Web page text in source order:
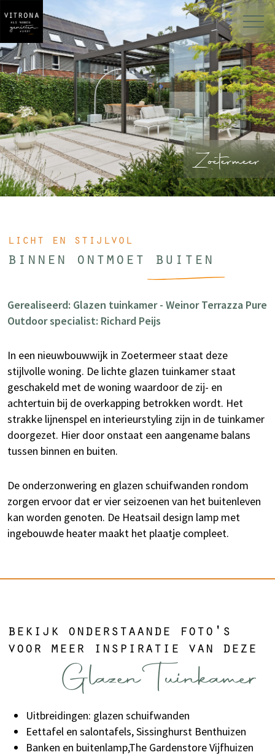
Zoetermeer
licht en stijlvol
binnen ontmoet buiten
Gerealiseerd: Glazen tuinkamer - Weinor Terrazza Pure
Outdoor specialist: Richard Peijs
In een nieuwbouwwijk in Zoetermeer staat deze
stijlvolle woning. De lichte glazen tuinkamer staat
geschakeld met de woning waardoor de zij- en
achtertuin bij de overkapping betrokken wordt. Het
strakke lijnenspel en interieurstyling zijn in de tuinkamer
doorgezet. Hier door onstaat een aangename balans
tussen binnen en buiten.
De onderzonwering en glazen schuifwanden rondom
zorgen ervoor dat er vier seizoenen van het buitenleven
kan worden genoten. De Heatsail design lamp met
ingebouwde heater maakt het plaatje compleet.
bekijk onderstaande foto's
voor meer inspiratie van deze
Glazen Tuinkamer
Uitbreidingen: glazen schuifwanden
Eettafel en salontafels, Sissinghurst Benthuizen
Banken en buitenlamp,The Gardenstore Vijfhuizen